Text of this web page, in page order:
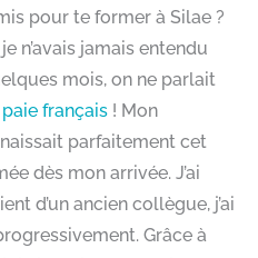
pour te former à Silae ?
n’avais jamais entendu
mois, on ne parlait
français ! Mon
parfaitement cet
dès mon arrivée. J’ai
d’un ancien collègue, j’ai
Grâce à